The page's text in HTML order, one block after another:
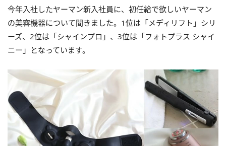
今年入社したヤーマン新入社員に、初任給で欲しいヤーマン
の美容機器について聞きました。1位は「メディリフト」シリ
ーズ、2位は「シャインプロ」、3位は「フォトプラス シャイ
ニー」となっています。